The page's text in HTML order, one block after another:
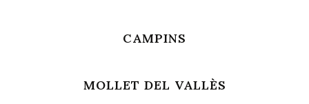
CAMPINS
MOLLET DEL VALLÈS